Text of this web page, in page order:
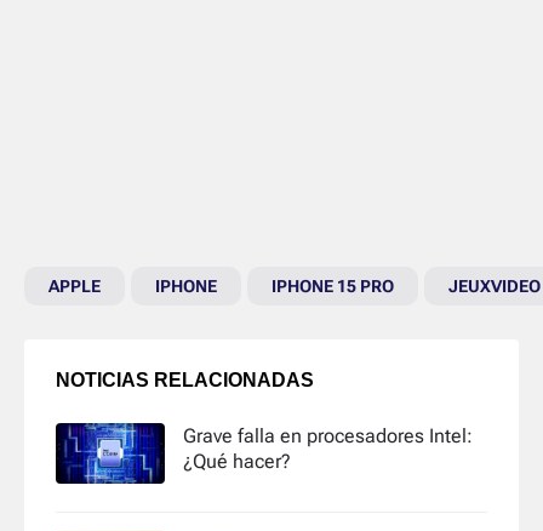
APPLE IPHONE IPHONE 15 PRO JEUXVIDEO
NOTICIAS RELACIONADAS
Grave falla en procesadores Intel:
¿Qué hacer?